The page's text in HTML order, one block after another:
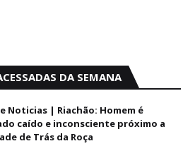
DA SEMANA
Noticias | Riachão: Homem é
caído e inconsciente próximo a
de Trás da Roça